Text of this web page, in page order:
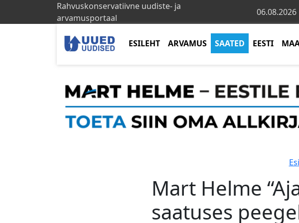
Rahvuskonservatiivne uudiste- ja
arvamusportaal
06.08.2026
ESILEHT ARVAMUS SAATED EESTI
Mart Helme
saatuses